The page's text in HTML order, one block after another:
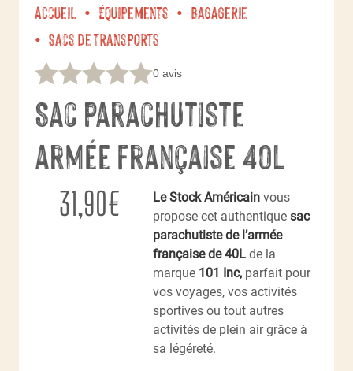
Accueil Équipements
Bagagerie
Sacs de transports
0 avis
Sac parachutiste
armée française 40L
31,90€ Le Stock Américain vous
propose cet authentique sac
parachutiste de l’armée
française de 40L de la
marque 101 Inc, parfait pour
vos voyages, vos activités
sportives ou tout autres
activités de plein air grâce à
sa légéreté.